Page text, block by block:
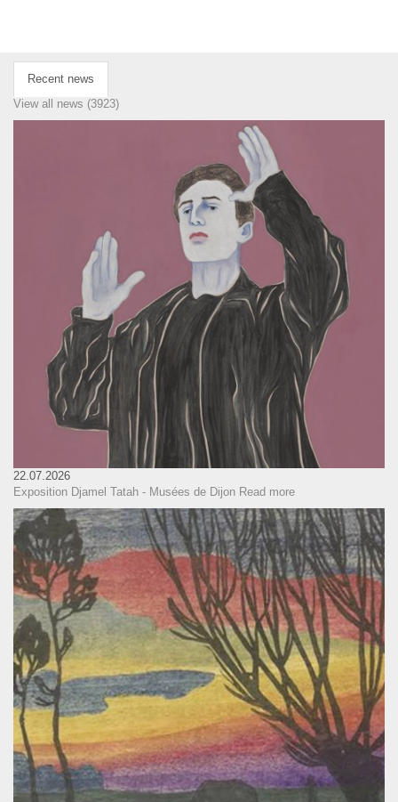
Recent news
View all news (3923)
22.07.2026
Exposition Djamel Tatah - Musées de Dijon Read more